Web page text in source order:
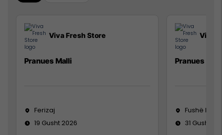
Viva Fresh Store
Pranues Malli
Ferizaj
19 Gusht 2026
Viva
Pranues
Fushë
31 Gusht